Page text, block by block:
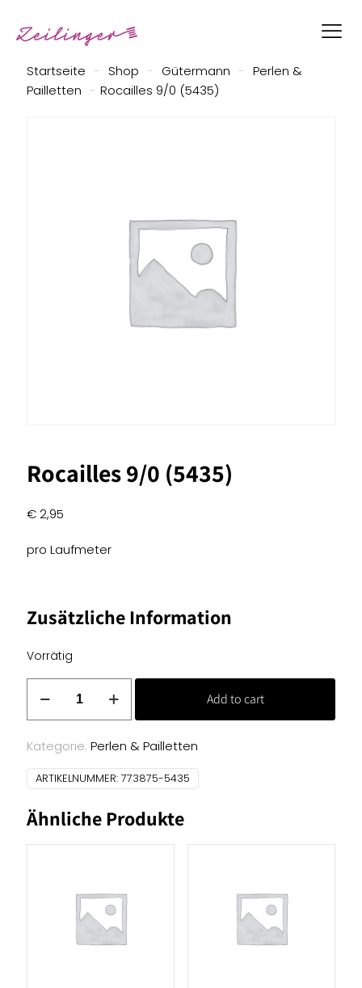
Startseite - Shop - Gütermann - Perlen &
Pailletten - Rocailles 9/0 (5435)
Rocailles 9/0 (5435)
€2,95
pro Laufmeter
Zusätzliche Information
Vorrätig
(5435)
Menge
Add to cart
Kategorie: Perlen & Pailletten
ARTIKELNUMMER: 773875-5435
Ähnliche Produkte